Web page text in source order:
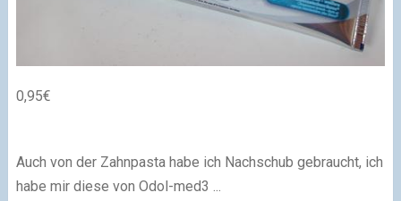
0,95€
Auch von der Zahnpasta habe ich Nachschub gebraucht, ich
habe mir diese von Odol-med3 ...